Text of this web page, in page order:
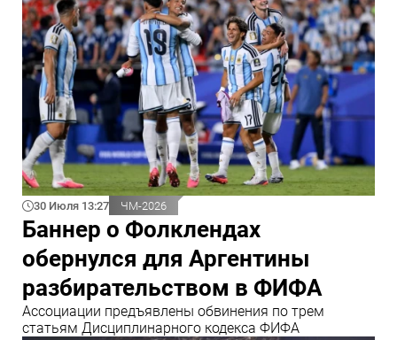
30 Июля 13:27 ЧМ-2026
Баннер о Фолклендах
обернулся для Аргентины
разбирательством в ФИФА
Ассоциации предъявлены обвинения по трем
статьям Дисциплинарного кодекса ФИФА